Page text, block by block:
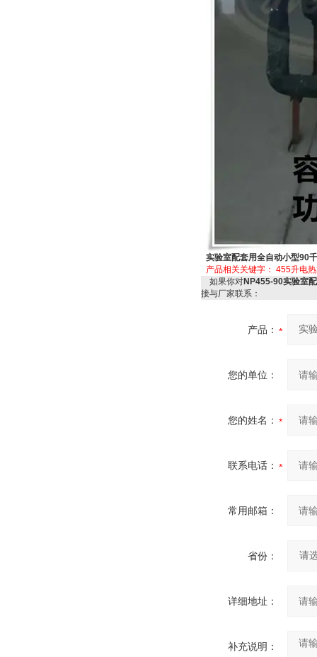
实验室配套用全自动小型90
产品相关关键字： 455升电
如果你对NP455-90实验室
接与厂家联系：
产品：
您的单位：
您的姓名：
联系电话：
常用邮箱：
省份：
详细地址：
补充说明：